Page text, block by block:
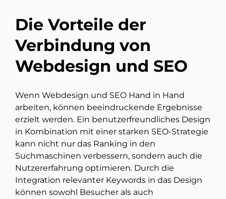
Die Vorteile der
Verbindung von
Webdesign und SEO
Wenn Webdesign und SEO Hand in Hand
arbeiten, können beeindruckende Ergebnisse
erzielt werden. Ein benutzerfreundliches Design
in Kombination mit einer starken SEO-Strategie
kann nicht nur das Ranking in den
Suchmaschinen verbessern, sondern auch die
Nutzererfahrung optimieren. Durch die
Integration relevanter Keywords in das Design
können sowohl Besucher als auch